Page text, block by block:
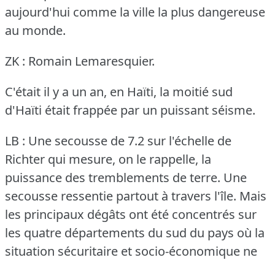
aujourd'hui comme la ville la plus dangereuse
au monde.
ZK : Romain Lemaresquier.
C'était il y a un an, en Haïti, la moitié sud
d'Haïti était frappée par un puissant séisme.
LB : Une secousse de 7.2 sur l'échelle de
Richter qui mesure, on le rappelle, la
puissance des tremblements de terre. Une
secousse ressentie partout à travers l'île. Mais
les principaux dégâts ont été concentrés sur
les quatre départements du sud du pays où la
situation sécuritaire et socio-économique ne